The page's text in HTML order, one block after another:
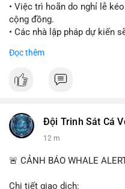
• Việc trì hoãn do nghỉ lễ
cộng đồng.
• Các nhà lập pháp dự kiến
#vlikevn #titanbot
Đọc thêm
Đội Trinh Sát Cá
12 m
🚨 CẢNH BÁO WHALE
Chi tiết giao dịch: